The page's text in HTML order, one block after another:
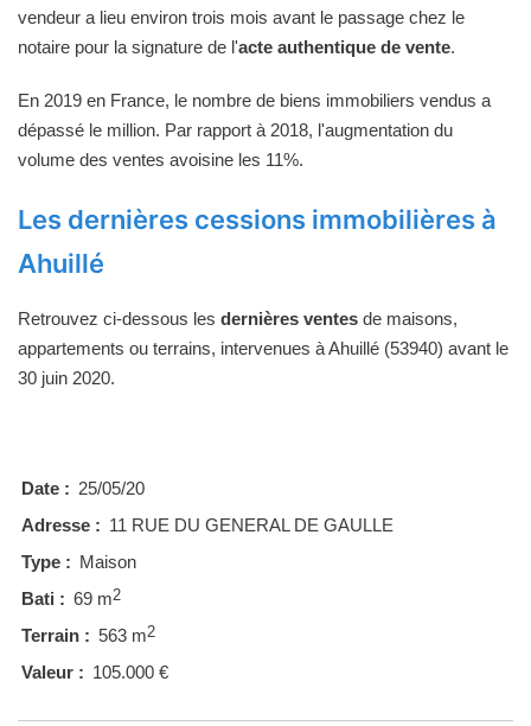
vendeur a lieu environ trois mois avant le passage chez le
notaire pour la signature de l'acte authentique de vente.
En 2019 en France, le nombre de biens immobiliers vendus a
dépassé le million. Par rapport à 2018, l'augmentation du
volume des ventes avoisine les 11%.
Les dernières cessions immobilières à
Ahuillé
Retrouvez ci-dessous les dernières ventes de maisons,
appartements ou terrains, intervenues à Ahuillé (53940) avant le
30 juin 2020.
Date : 25/05/20
Adresse : 11 RUE DU GENERAL DE GAULLE
Type : Maison
Bati : 69 m2
Terrain : 563 m2
Valeur : 105.000 €